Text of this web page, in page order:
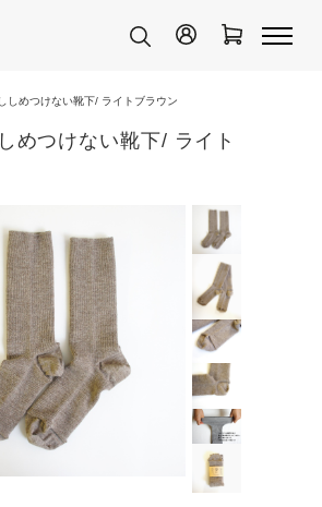
しめつけない靴下/ ライトブラウン
めつけない靴下/ ライト